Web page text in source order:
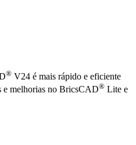
® V24 é mais rápido e eficiente
e melhorias no BricsCAD® Lite e